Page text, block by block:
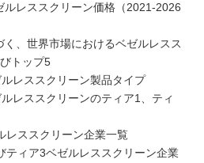
レススクリーン価格（2021-2026
、世界市場におけるベゼルレスス
トップ5
レススクリーン製品タイプ
レススクリーンのティア1、ティ
レススクリーン企業一覧
ティア3ベゼルレススクリーン企業